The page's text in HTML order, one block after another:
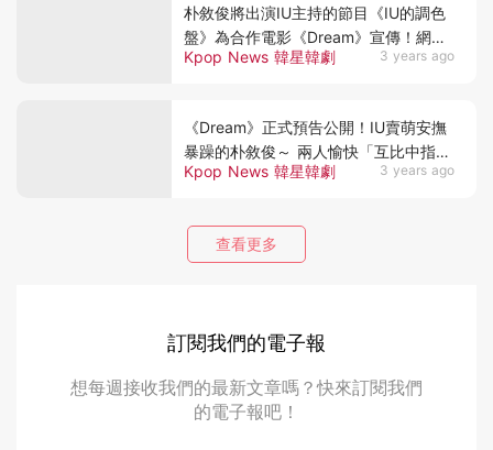
Kpop News 韓星韓劇 3 years ago
朴敘俊將出演IU主持的節目《IU的調色
盤》為合作電影《Dream》宣傳！網敲
碗一定要合唱～
Kpop News 韓星韓劇 3 years ago
《Dream》正式預告公開！IU賣萌安撫
暴躁的朴敘俊～ 兩人愉快「互比中指」
XD
查看更多
訂閱我們的電子報
想每週接收我們的最新文章嗎？快來訂閱我們
的電子報吧！